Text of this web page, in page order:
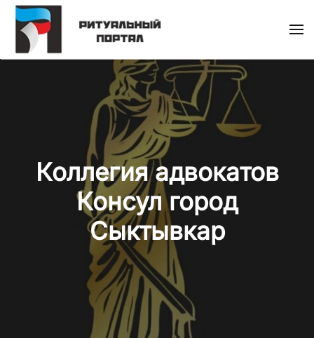
Skip
to
Коллегия адвокатов
Консул город
Сыктывкар